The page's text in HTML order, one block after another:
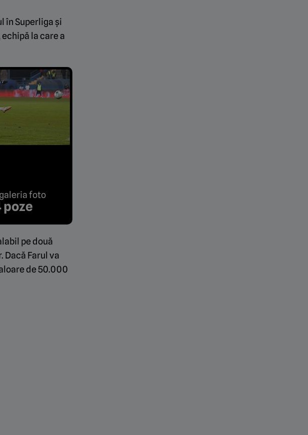
în Superliga și
la care a
foto
poze
pe două
Dacă Farul va
de 50.000